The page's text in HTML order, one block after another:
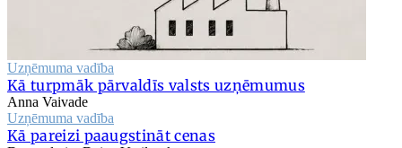
Uzņēmuma vadība
Kā turpmāk pārvaldīs valsts uzņēmumus
Anna Vaivade
Uzņēmuma vadība
Kā pareizi paaugstināt cenas